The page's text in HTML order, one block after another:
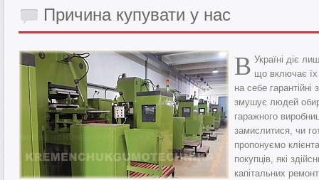
Причинакупувати у нас
В Україні діє
що включає їх
на себе гарантійні
змушує людей
гаражного
замислитися, чи
пропонуємо
покупців, які
капітальних